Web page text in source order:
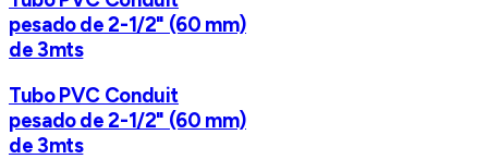
pesado de 2-1/2" (60 mm)
de 3mts
Tubo PVC Conduit
pesado de 2-1/2" (60 mm)
de 3mts